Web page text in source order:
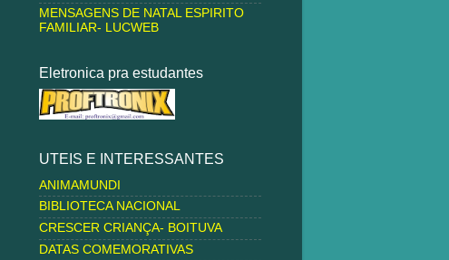
MENSAGENS DE NATAL ESPIRITO
FAMILIAR- LUCWEB
Eletronica pra estudantes
UTEIS E INTERESSANTES
ANIMAMUNDI
BIBLIOTECA NACIONAL
CRESCER CRIANÇA- BOITUVA
DATAS COMEMORATIVAS